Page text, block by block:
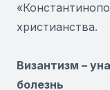
христианства.
Византизм –
болезнь